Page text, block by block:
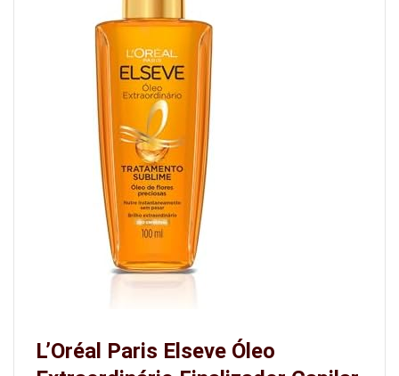
L’Oréal Paris Elseve Óleo